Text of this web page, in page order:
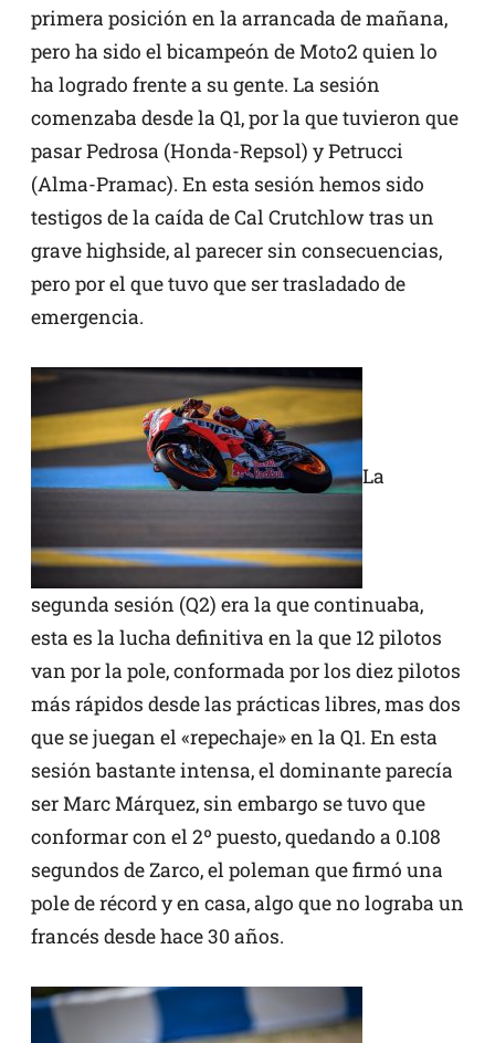
primera posición en la arrancada de mañana,
pero ha sido el bicampeón de Moto2 quien lo
ha logrado frente a su gente. La sesión
comenzaba desde la Q1, por la que tuvieron que
pasar Pedrosa (Honda-Repsol) y Petrucci
(Alma-Pramac). En esta sesión hemos sido
testigos de la caída de Cal Crutchlow tras un
grave highside, al parecer sin consecuencias,
pero por el que tuvo que ser trasladado de
emergencia.
La
segunda sesión (Q2) era la que continuaba,
esta es la lucha definitiva en la que 12 pilotos
van por la pole, conformada por los diez pilotos
más rápidos desde las prácticas libres, mas dos
que se juegan el «repechaje» en la Q1. En esta
sesión bastante intensa, el dominante parecía
ser Marc Márquez, sin embargo se tuvo que
conformar con el 2º puesto, quedando a 0.108
segundos de Zarco, el poleman que firmó una
pole de récord y en casa, algo que no lograba un
francés desde hace 30 años.